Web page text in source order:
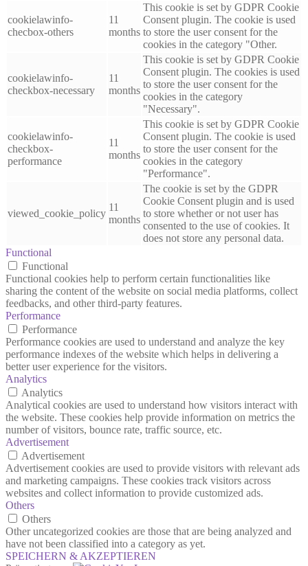
cookielawinfo-
checbox-others
11
months
This cookie is set by GDPR Cookie
Consent plugin. The cookie is used
to store the user consent for the
cookies in the category "Other.
cookielawinfo-
checkbox-necessary
11
months
This cookie is set by GDPR Cookie
Consent plugin. The cookies is used
to store the user consent for the
cookies in the category
"Necessary".
cookielawinfo-
checkbox-
performance
11
months
This cookie is set by GDPR Cookie
Consent plugin. The cookie is used
to store the user consent for the
cookies in the category
"Performance".
viewed_cookie_policy
11
months
The cookie is set by the GDPR
Cookie Consent plugin and is used
to store whether or not user has
consented to the use of cookies. It
does not store any personal data.
Functional
Functional
Functional cookies help to perform certain functionalities like
sharing the content of the website on social media platforms, collect
feedbacks, and other third-party features.
Performance
Performance
Performance cookies are used to understand and analyze the key
performance indexes of the website which helps in delivering a
better user experience for the visitors.
Analytics
Analytics
Analytical cookies are used to understand how visitors interact with
the website. These cookies help provide information on metrics the
number of visitors, bounce rate, traffic source, etc.
Advertisement
Advertisement
Advertisement cookies are used to provide visitors with relevant ads
and marketing campaigns. These cookies track visitors across
websites and collect information to provide customized ads.
Others
Others
Other uncategorized cookies are those that are being analyzed and
have not been classified into a category as yet.
SPEICHERN & AKZEPTIEREN